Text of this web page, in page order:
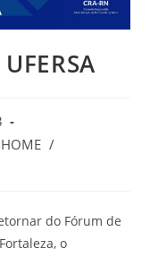
HOME /
do Fórum de
o